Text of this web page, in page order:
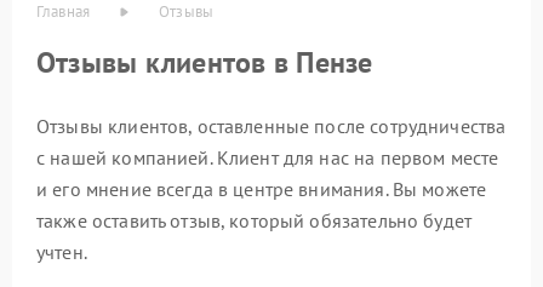
Главная Отзывы
Отзывы клиентов в Пензе
Отзывы клиентов, оставленные после сотрудничества
с нашей компанией. Клиент для нас на первом месте
и его мнение всегда в центре внимания. Вы можете
также оставить отзыв, который обязательно будет
учтен.